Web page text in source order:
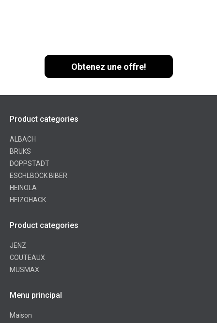
Obtenez une offre!
Product categories
ALBACH
BRUKS
DOPPSTADT
ESCHLBÖCK BIBER
HEINOLA
HEIZOHACK
Product categories
JENZ
COUTEAUX
MUSMAX
Menu principal
Maison